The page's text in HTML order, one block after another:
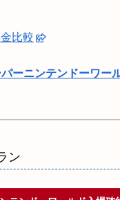
比較
ーニンテンドーワー
ン